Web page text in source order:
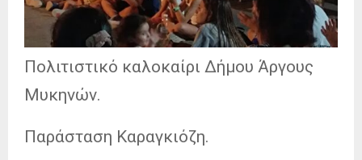
Πολιτιστικό καλοκαίρι Δήμου Άργους
Μυκηνών.
Παράσταση Καραγκιόζη.